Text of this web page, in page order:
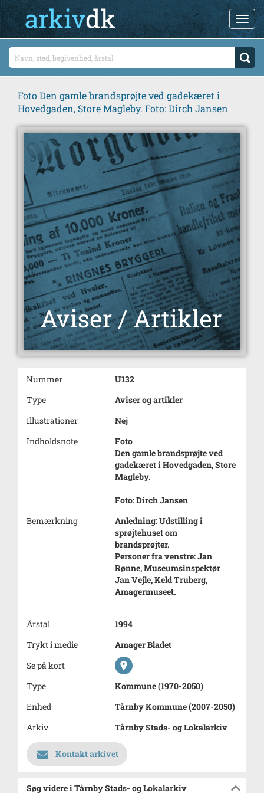
Foto Den gamle brandsprøjte ved gadekæret i
Hovedgaden, Store Magleby. Foto: Dirch Jansen
Nummer
U132
Type
Aviser og artikler
Illustrationer
Nej
Indholdsnote
Foto
Den gamle brandsprøjte ved
gadekæret i Hovedgaden, Store
Magleby.
Foto: Dirch Jansen
Bemærkning
Anledning: Udstilling i
sprøjtehuset om
brandsprøjter.
Personer fra venstre: Jan
Rønne, Museumsinspektør
Jan Vejle, Keld Truberg,
Amagermuseet.
Årstal
1994
Trykt i medie
Amager Bladet
Se på kort
Type
Kommune (1970-2050)
Enhed
Tårnby Kommune (2007-2050)
Arkiv
Tårnby Stads- og Lokalarkiv
Kontakt arkivet
Søg videre i Tårnby Stads- og Lokalarkiv